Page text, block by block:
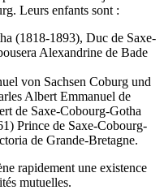
Leurs enfants sont :
(1818-1893), Duc de Saxe-
Alexandrine de Bade
von Sachsen Coburg und
Albert Emmanuel de
de Saxe-Cobourg-Gotha
Prince de Saxe-Cobourg-
de Grande-Bretagne.
rapidement une existence
mutuelles.